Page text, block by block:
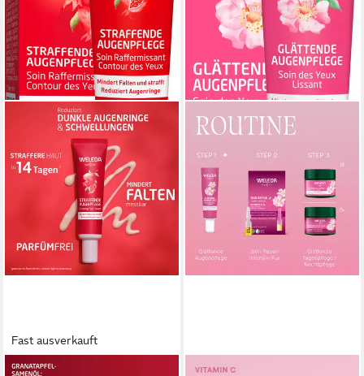
Fast ausverkauft
WELEDA WELEDA